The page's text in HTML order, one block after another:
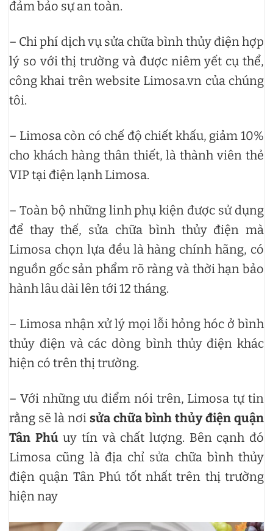
đảm bảo sự an toàn.
– Chi phí dịch vụ sửa chữa bình thủy điện hợp
lý so với thị trường và được niêm yết cụ thể,
công khai trên website Limosa.vn của chúng
tôi.
– Limosa còn có chế độ chiết khấu, giảm 10%
cho khách hàng thân thiết, là thành viên thẻ
VIP tại điện lạnh Limosa.
– Toàn bộ những linh phụ kiện được sử dụng
để thay thế, sửa chữa bình thủy điện mà
Limosa chọn lựa đều là hàng chính hãng, có
nguồn gốc sản phẩm rõ ràng và thời hạn bảo
hành lâu dài lên tới 12 tháng.
– Limosa nhận xử lý mọi lỗi hỏng hóc ở bình
thủy điện và các dòng bình thủy điện khác
hiện có trên thị trường.
– Với những ưu điểm nói trên, Limosa tự tin
rằng sẽ là nơi sửa chữa bình thủy điện quận
Tân Phúuy tín và chất lượng. Bên cạnh đó
Limosa cũng là địa chỉ sửa chữa bình thủy
điện quận Tân Phú tốt nhất trên thị trường
hiện nay